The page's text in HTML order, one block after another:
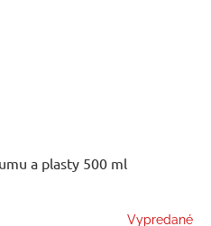
a plasty 500 ml
Vypredané